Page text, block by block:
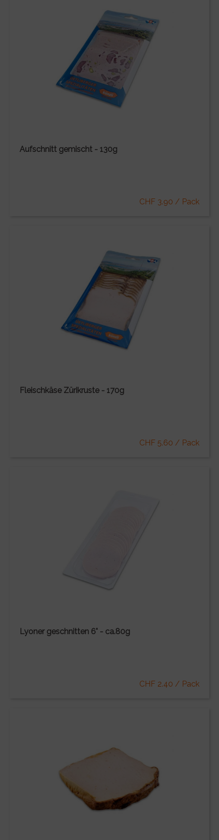
Aufschnitt gemischt - 130g
CHF 3.90 / Pack
Fleischkäse Zürikruste - 170g
CHF 5.60 / Pack
Lyoner geschnitten 6" - ca.80g
CHF 2.40 / Pack